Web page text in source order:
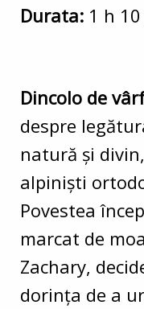
Durata: 1 h
Dincolo de v
despre
natură și
alpiniști
Povestea
marcat de
Zachary,
dorința de a